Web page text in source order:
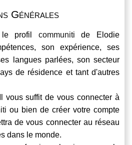
Générales
le profil communiti de Elodie
son expérience, ses
langues parlées, son secteur
de résidence et tant d'autres
vous suffit de vous connecter à
ou bien de créer votre compte
de vous connecter au réseau
dans le monde.